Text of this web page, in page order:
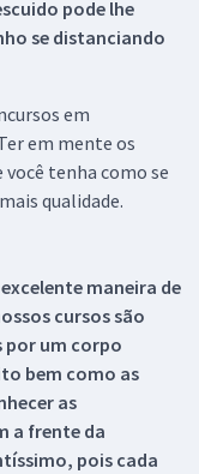
pode lhe
se distanciando
em
em mente os
tenha como se
qualidade.
maneira de
cursos são
um corpo
bem como as
as
a frente da
pois cada